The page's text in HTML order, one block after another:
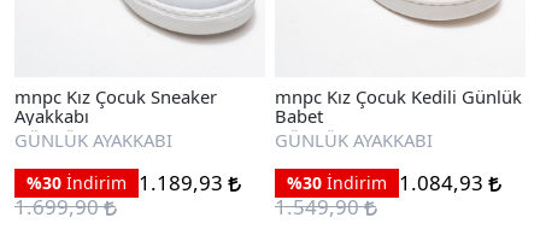
mnpc Kız Çocuk Sneaker
Ayakkabı
GÜNLÜK AYAKKABI
%30 İndirim
1.189,93
1.699,90
mnpc Kız Çocuk Kedili Günlük
Babet
GÜNLÜK AYAKKABI
%30 İndirim
1.084,93
1.549,90